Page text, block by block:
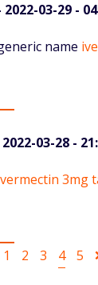
03-29 -
name
2022-03-28 -
3mg
Ankstesnis
Puslapis
1 Puslapis
2 Puslapis
3 4 5